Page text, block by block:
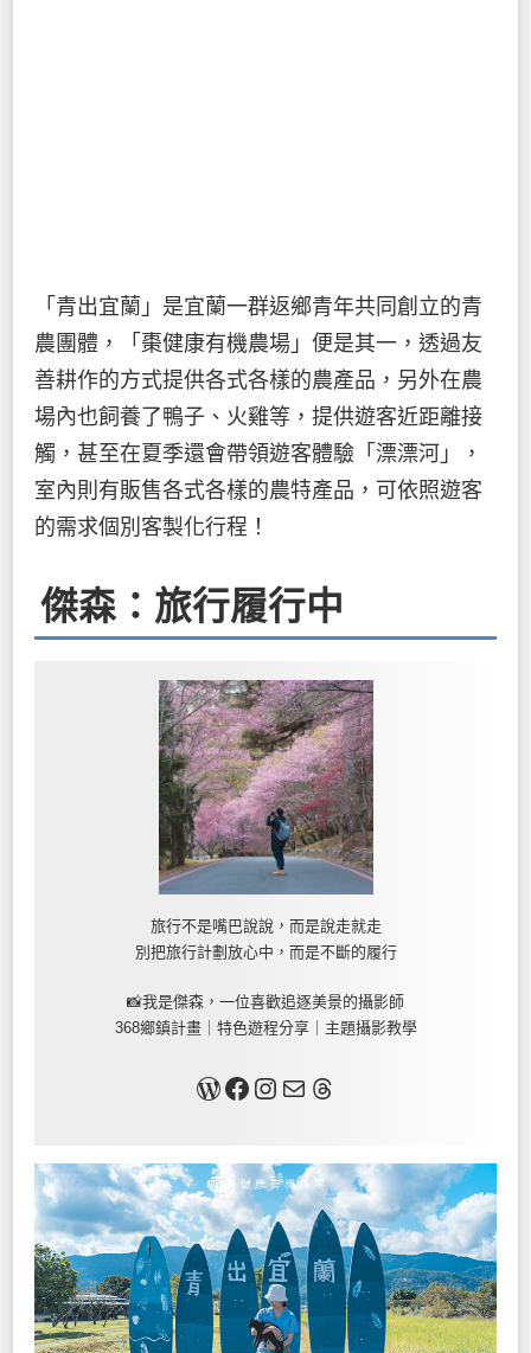
「青出宜蘭」是宜蘭一群返鄉青年共同創立的青
農團體，「棗健康有機農場」便是其一，透過友
善耕作的方式提供各式各樣的農產品，另外在農
場內也飼養了鴨子、火雞等，提供遊客近距離接
觸，甚至在夏季還會帶領遊客體驗「漂漂河」，
室內則有販售各式各樣的農特產品，可依照遊客
的需求個別客製化行程！
傑森：旅行履行中
旅行不是嘴巴說說，而是說走就走
別把旅行計劃放心中，而是不斷的履行
📸我是傑森，一位喜歡追逐美景的攝影師
368鄉鎮計畫｜特色遊程分享｜主題攝影教學
關於我Facebook InstagramMail Threads